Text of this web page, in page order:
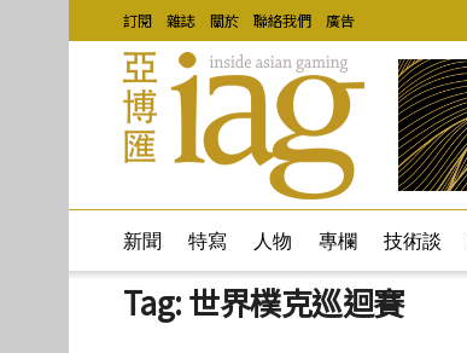
訂閱 雜誌 關於 聯絡我們 廣告
新聞 特寫 人物 專欄 技術談
Tag:世界樸克巡迴賽